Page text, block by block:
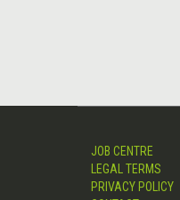
JOB CENTRE
LEGAL TERMS
PRIVACY POLICY